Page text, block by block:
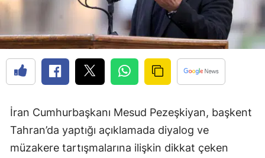
İran Cumhurbaşkanı Mesud Pezeşkiyan, başkent
Tahran’da yaptığı açıklamada diyalog ve
müzakere tartışmalarına ilişkin dikkat çeken